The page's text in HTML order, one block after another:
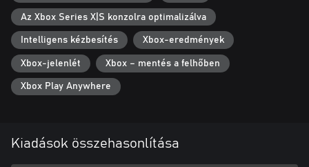
Az Xbox Series X|S konzolra optimalizálva
Intelligens kézbesítés Xbox-eredmények
Xbox-jelenlét Xbox – mentés a felhőben
Xbox Play Anywhere
Kiadások összehasonlítása